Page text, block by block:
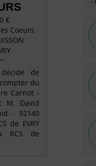
€
Coeurs
de
du
Carnot -
M. David
- 92140
de EVRY
RCS de